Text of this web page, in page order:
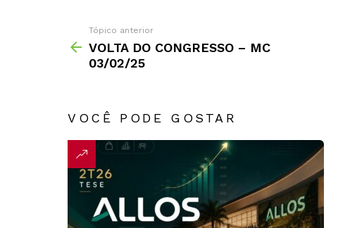
Tópico anterior
VOLTA DO CONGRESSO – MC
03/02/25
VOCÊ PODE GOSTAR